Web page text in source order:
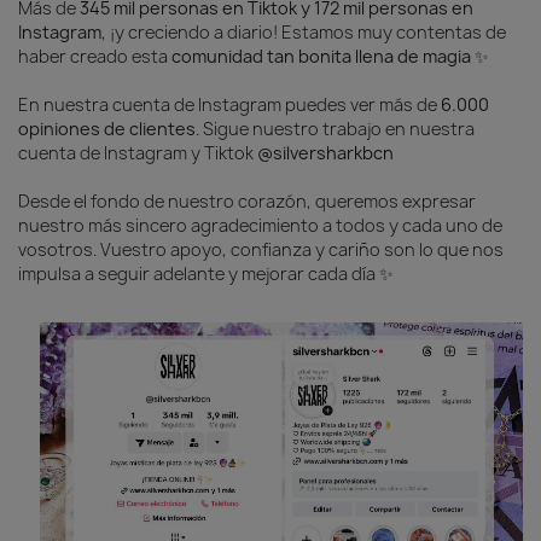
aleja y destruye la energía negativa, envidia, magia negra,
también destruye hechizos y trabajos como; amarres o
alejamientos.
El amuleto del mago Merlín
ElGotlandtiene una característica espejo muy potente,
ideal para trabajo de intuición. Dándole vueltas al Cuarzo te
ayuda ha decidir qué camino tomar cuando hay
indecisiones. Además, su efecto espejo te protegerá
durante todo el camino y te alejará de todo tipo de malas
🌠Labradorita: Magia, Intuición y Luz del Otro
Mundo
Lalabradorita
es una gema de misterio y transformación,
una piedra que guarda los secretos de los cielos boreales
y refleja destellos de otros mundos. Su brillo iridiscente,
que danza entre azules, verdes y dorados, parece
contener galaxias enteras atrapadas en su interior.
Más de 345 mil personas en Tiktok y 172 mil personas en
Instagram, ¡y creciendo a diario! Estamos muy contentas de
haber creado esta comunidad tan bonita llena de magia ✨
En nuestra cuenta de Instagram puedes ver más de 6.000
opiniones de clientes. Sigue nuestro trabajo en nuestra
cuenta de Instagram y Tiktok @silversharkbcn
Desde el fondo de nuestro corazón, queremos expresar
nuestro más sincero agradecimiento a todos y cada uno de
vosotros. Vuestro apoyo, confianza y cariño son lo que nos
impulsa a seguir adelante y mejorar cada día ✨